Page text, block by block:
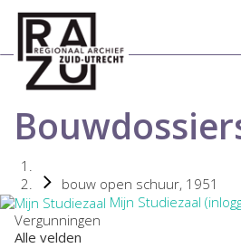
bouw open schuur, 1951
Mijn Studiezaal
Vergunningen
Alle velden